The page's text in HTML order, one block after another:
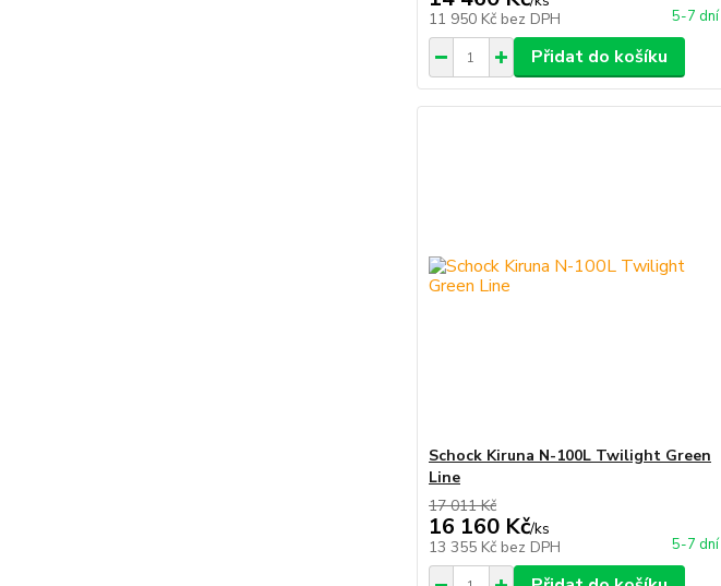
11 950 Kč bez DPH 5-7 dní
Přidat do košíku
Schock Kiruna N-100L Twilight Green
Line
17 011 Kč
16 160 Kč/ks
13 355 Kč bez DPH 5-7 dní